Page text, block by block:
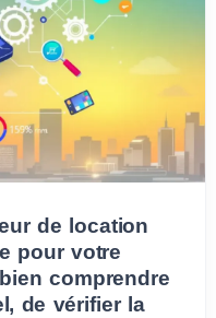
de location
pour votre
comprendre
de vérifier la